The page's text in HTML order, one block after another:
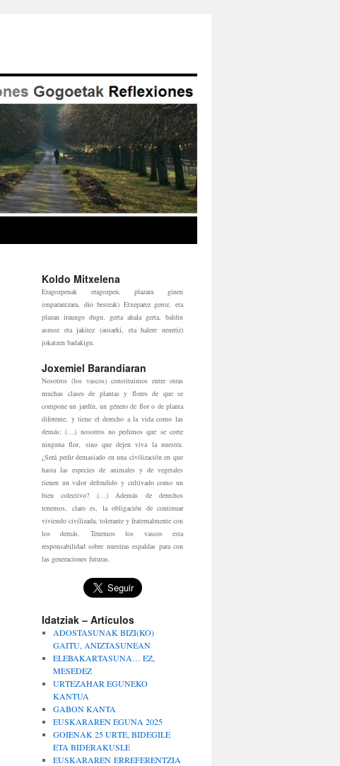
Koldo Mitxelena
Eragozpenak eragozpen, plazara ginen
(enparantzara, dio besteak) Etxeparez geroz, eta
plazan iraungo dugu, gerta ahala gerta, baldin
asmoz eta jakitez (ausarki, eta halere neurriz)
jokatzen badakigu.
Joxemiel Barandiaran
Nosotros (los vascos) constituimos entre otras
muchas clases de plantas y flores de que se
compone un jardín, un género de flor o de planta
diferente, y tiene el derecho a la vida como las
demás; (…) nosotros no pedimos que se corte
ninguna flor, sino que dejen viva la nuestra.
¿Será pedir demasiado en una civilización en que
hasta las especies de animales y de vegetales
tienen un valor defendido y cultivado como un
bien colectivo? (…) Además de derechos
tenemos, claro es, la obligación de continuar
viviendo civilizada, tolerante y fraternalmente con
los demás. Tenemos los vascos esta
responsabilidad sobre nuestras espaldas para con
las generaciones futuras.
Idatziak – Artículos
ADOSTASUNAK BIZI(KO)
GAITU, ANIZTASUNEAN
ELEBAKARTASUNA… EZ,
MESEDEZ
URTEZAHAR EGUNEKO
KANTUA
GABON KANTA
EUSKARAREN EGUNA 2025
GOIENAK 25 URTE, BIDEGILE
ETA BIDERAKUSLE
EUSKARAREN ERREFERENTZIA